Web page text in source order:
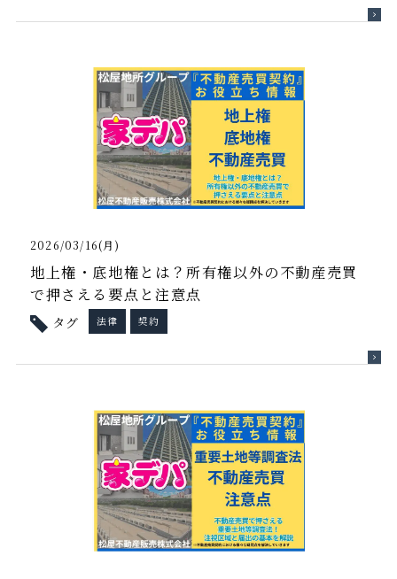
2026/03/16(月)
地上権・底地権とは？所有権以外の不動産売買
で押さえる要点と注意点
タグ 法律 契約